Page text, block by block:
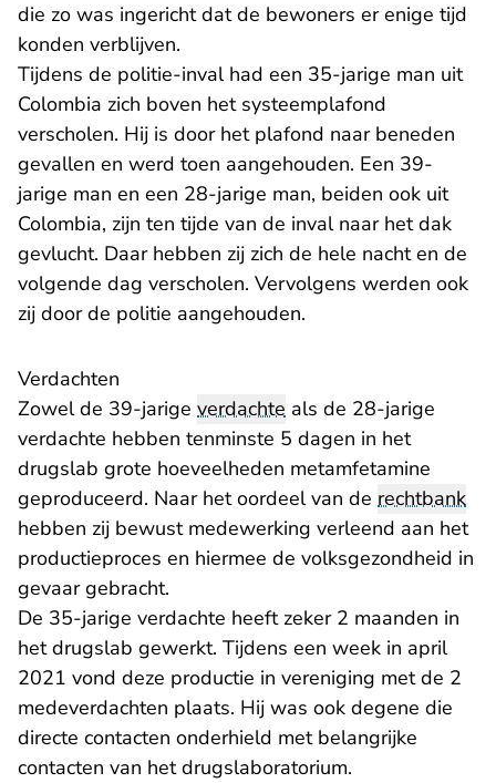
die zo was ingericht dat de bewoners er enige tijd
konden verblijven.
Tijdens de politie-inval had een 35-jarige man uit
Colombia zich boven het systeemplafond
verscholen. Hij is door het plafond naar beneden
gevallen en werd toen aangehouden. Een 39-
jarige man en een 28-jarige man, beiden ook uit
Colombia, zijn ten tijde van de inval naar het dak
gevlucht. Daar hebben zij zich de hele nacht en de
volgende dag verscholen. Vervolgens werden ook
zij door de politie aangehouden.
Verdachten
Zowel de 39-jarige verdachte als de 28-jarige
verdachte hebben tenminste 5 dagen in het
drugslab grote hoeveelheden metamfetamine
geproduceerd. Naar het oordeel van de rechtbank
hebben zij bewust medewerking verleend aan het
productieproces en hiermee de volksgezondheid in
gevaar gebracht.
De 35-jarige verdachte heeft zeker 2 maanden in
het drugslab gewerkt. Tijdens een week in april
2021 vond deze productie in vereniging met de 2
medeverdachten plaats. Hij was ook degene die
directe contacten onderhield met belangrijke
contacten van het drugslaboratorium.